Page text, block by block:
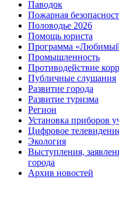
Паводок
Пожарная
Половодье 2026
Помощь юриста
Программа
Промышленность
Противодействие
Публичные слушания
Развитие города
Развитие туризма
Регион
Установка приборов
Цифровое
Экология
Выступления,
города
Архив новостей